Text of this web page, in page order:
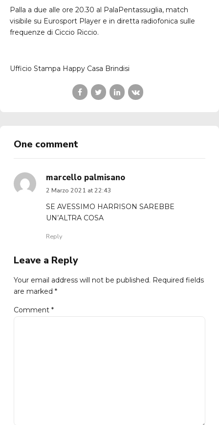
Palla a due alle ore 20.30 al PalaPentassuglia, match
visibile su Eurosport Player e in diretta radiofonica sulle
frequenze di Ciccio Riccio.
Ufficio Stampa Happy Casa Brindisi
One comment
marcello palmisano
2 Marzo 2021 at 22:43
SE AVESSIMO HARRISON SAREBBE
UN’ALTRA COSA
Reply
Leave a Reply
Your email address will not be published. Required fields
are marked *
Comment *